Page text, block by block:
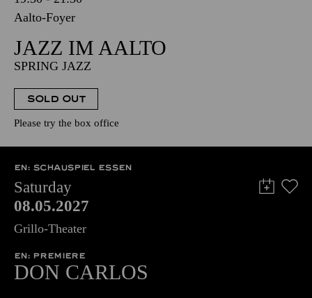
Aalto-Foyer
JAZZ IM AALTO
SPRING JAZZ
SOLD OUT
Please try the box office
EN: SCHAUSPIEL ESSEN
Saturday
08.05.2027
Grillo-Theater
EN: PREMIERE
DON CARLOS